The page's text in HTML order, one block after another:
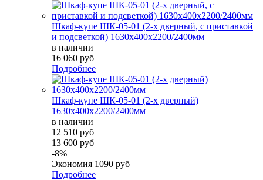
Шкаф-купе ШК-05-01 (2-х дверный, с приставкой
и подсветкой) 1630х400х2200/2400мм
в наличии
16 060 руб
Подробнее
Шкаф-купе ШК-05-01 (2-х дверный)
1630х400х2200/2400мм
в наличии
12 510 руб
13 600 руб
-8%
Экономия 1090 руб
Подробнее